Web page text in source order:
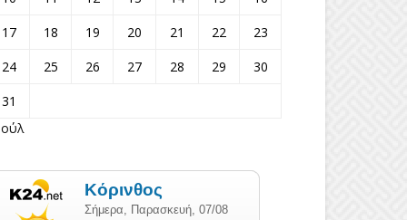
17
18 19 20 21 22
23
24
25 26 27 28 29
30
31